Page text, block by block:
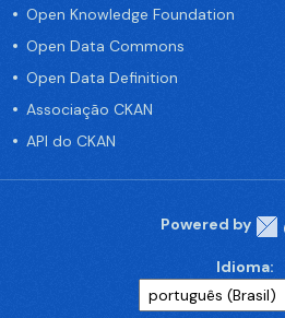
Open Knowledge Foundation
Open Data Commons
Open Data Definition
Associação CKAN
API do CKAN
Powered by
Idioma